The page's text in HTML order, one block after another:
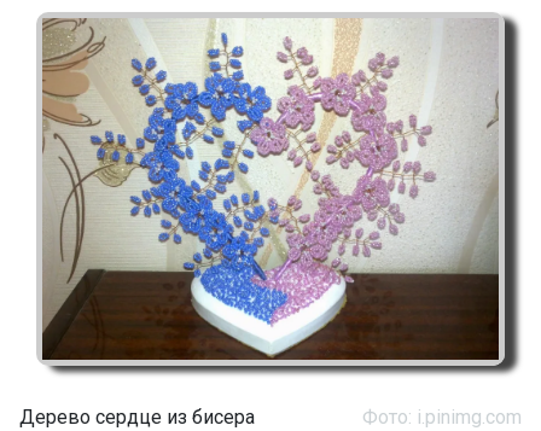
Дерево сердце из бисера Фото: i.pinimg.com